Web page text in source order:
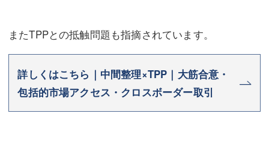
またTPPとの抵触問題も指摘されています。
詳しくはこちら｜中間整理×TPP｜大筋合意・
包括的市場アクセス・クロスボーダー取引